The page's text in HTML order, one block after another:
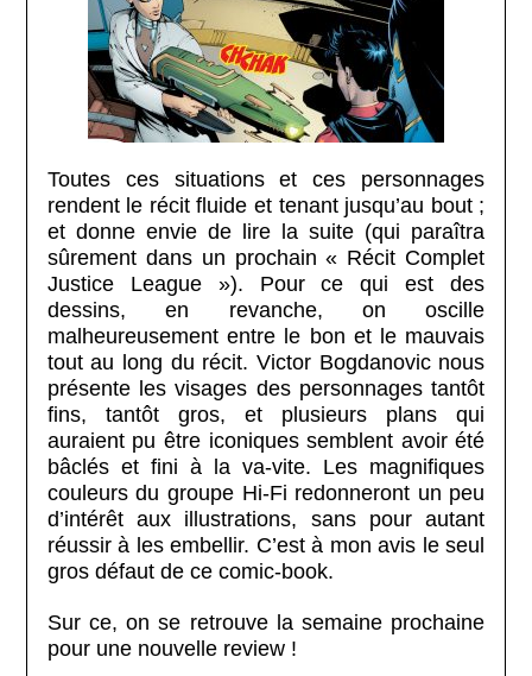
Toutes ces situations et ces personnages
rendent le récit fluide et tenant jusqu’au bout ;
et donne envie de lire la suite (qui paraîtra
sûrement dans un prochain « Récit Complet
Justice League »). Pour ce qui est des
dessins, en revanche, on oscille
malheureusement entre le bon et le mauvais
tout au long du récit. Victor Bogdanovic nous
présente les visages des personnages tantôt
fins, tantôt gros, et plusieurs plans qui
auraient pu être iconiques semblent avoir été
bâclés et fini à la va-vite. Les magnifiques
couleurs du groupe Hi-Fi redonneront un peu
d’intérêt aux illustrations, sans pour autant
réussir à les embellir. C’est à mon avis le seul
gros défaut de ce comic-book.
Sur ce, on se retrouve la semaine prochaine
pour une nouvelle review !